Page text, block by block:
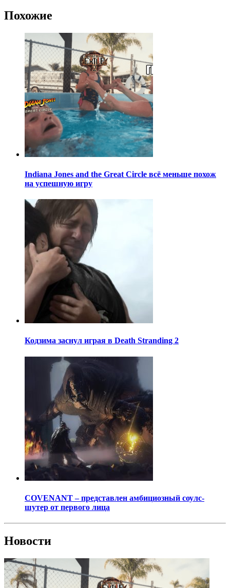
Похожие
Indiana Jones and the Great Circle всё меньше похож
на успешную игру
Кодзима заснул играя в Death Stranding 2
COVENANT – представлен амбициозный соулс-
шутер от первого лица
Новости